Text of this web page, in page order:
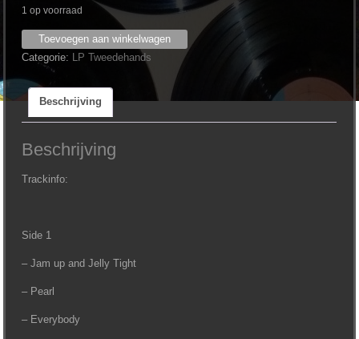
1 op voorraad
Tommy
Roe
Stars
the
Sixties
Toevoegen aan winkelwagen
Categorie:
LP Tweedehands
Beschrijving
Beschrijving
Trackinfo:
Side 1
– Jam up and Jelly Tight
– Pearl
– Everybody